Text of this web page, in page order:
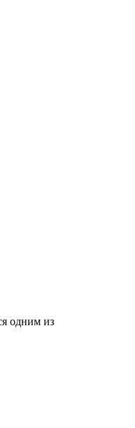
одним из